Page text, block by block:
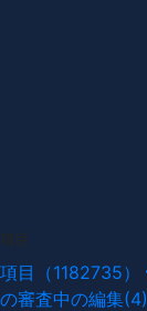
項目（1182735）
の審査中の編集(4)